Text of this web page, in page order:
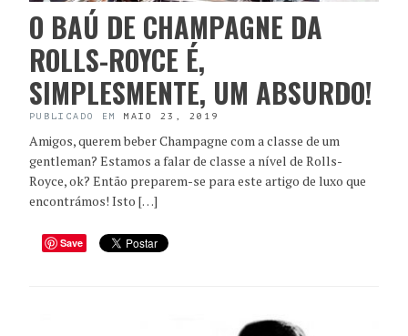
O BAÚ DE CHAMPAGNE DA
ROLLS-ROYCE É,
SIMPLESMENTE, UM ABSURDO!
PUBLICADO EM MAIO 23, 2019
Amigos, querem beber Champagne com a classe de um
gentleman? Estamos a falar de classe a nível de Rolls-
Royce, ok? Então preparem-se para este artigo de luxo que
encontrámos! Isto […]
Save